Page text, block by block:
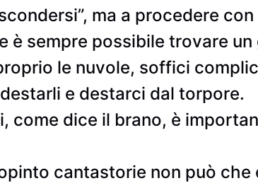
ma a procedere
è sempre possibile trovare un
le nuvole, soffici
e destarci dal torpore.
come dice il brano, è
cantastorie non può che